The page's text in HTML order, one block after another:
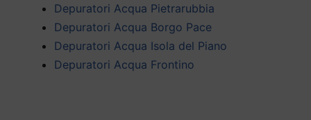
Depuratori Acqua Pietrarubbia
Depuratori Acqua Borgo Pace
Depuratori Acqua Isola del Piano
Depuratori Acqua Frontino